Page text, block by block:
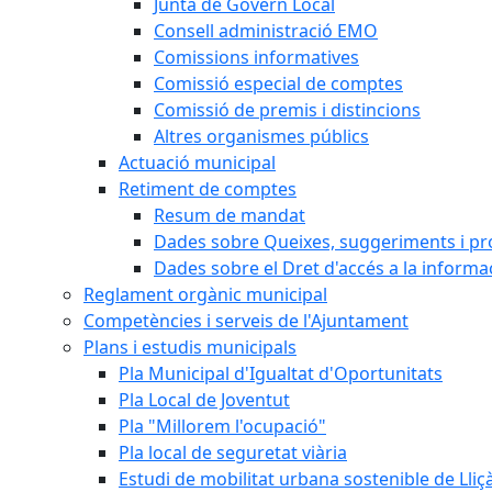
Consell administració EMO
Comissions informatives
Comissió especial de comptes
Comissió de premis i distincions
Altres organismes públics
Actuació municipal
Retiment de comptes
Resum de mandat
Dades sobre Queixes, suggeriments i
Dades sobre el Dret d'accés a la
Reglament orgànic municipal
Competències i serveis de l'Ajuntament
Plans i estudis municipals
Pla Municipal d'Igualtat d'Oportunitats
Pla Local de Joventut
Pla "Millorem l'ocupació"
Pla local de seguretat viària
Estudi de mobilitat urbana sostenible de